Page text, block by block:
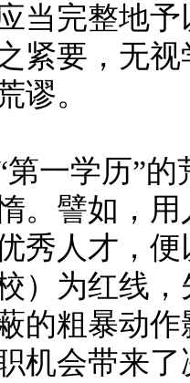
当完整地
紧要，无
谬。
学历”的
。譬如，
秀人才，便
）为红线
的粗暴动
机会带来